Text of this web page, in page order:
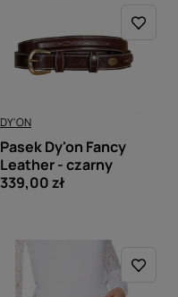
DY'ON
Pasek Dy'on Fancy
Leather - czarny
339,00 zł